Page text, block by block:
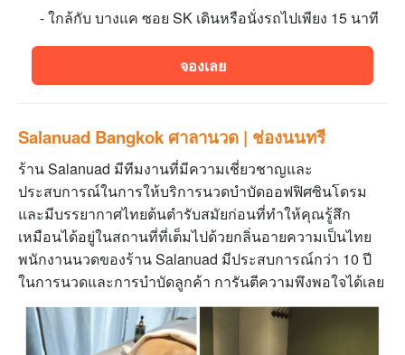
- ใกล้กับ บางแค ซอย SK เดินหรือนั่งรถไปเพียง 15 นาที
จองเลย
Salanuad Bangkok ศาลานวด | ช่องนนทรี
ร้าน Salanuad มีทีมงานที่มีความเชี่ยวชาญและ
ประสบการณ์ในการให้บริการนวดบำบัดออฟฟิศซินโดรม
และมีบรรยากาศไทยต้นตำรับสมัยก่อนที่ทำให้คุณรู้สึก
เหมือนได้อยู่ในสถานที่ที่เต็มไปด้วยกลิ่นอายความเป็นไทย
พนักงานนวดของร้าน Salanuad มีประสบการณ์กว่า 10 ปี
ในการนวดและการบำบัดลูกค้า การันตีความพึงพอใจได้เลย